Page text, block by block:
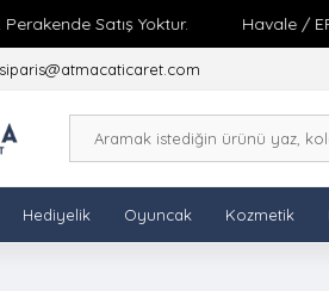
Satış Yoktur. Havale / EFT ile
siparis@atmacaticaret.com
Hediyelik Oyuncak Kozmetik